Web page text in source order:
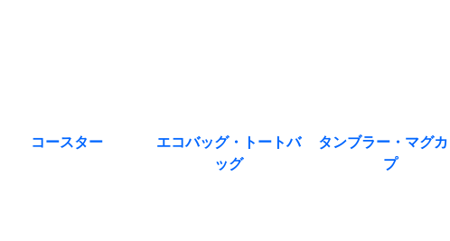
コースター
エコバッグ・トートバ
ッグ
タンブラー・マグ
プ